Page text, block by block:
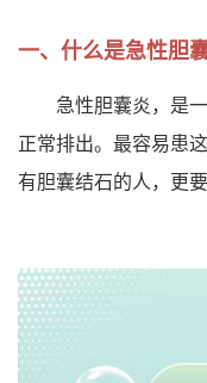
一、什么是急性胆囊
急性胆囊炎，是
正常排出。最容易患
有胆囊结石的人，更